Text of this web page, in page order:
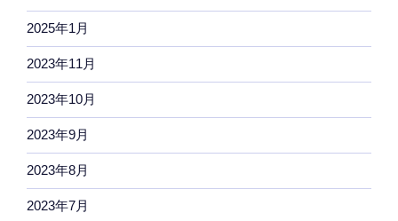
2025年1月
2023年11月
2023年10月
2023年9月
2023年8月
2023年7月